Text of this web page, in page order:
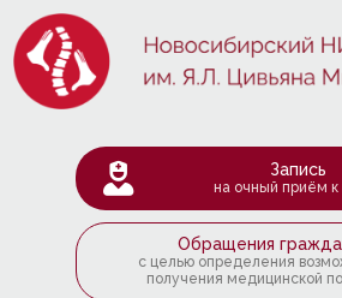
Запись
на очный приём к
Обращения
с целью определения
получения медицинской